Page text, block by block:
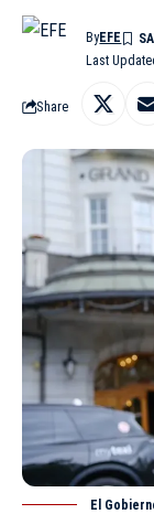
Last
ByEFE
Share
El